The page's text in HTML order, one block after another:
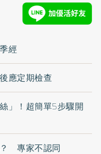
經
應定期檢查
」！超簡單5步驟開
專家不認同